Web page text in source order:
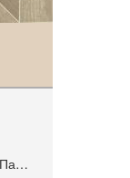
Модульный Паркет